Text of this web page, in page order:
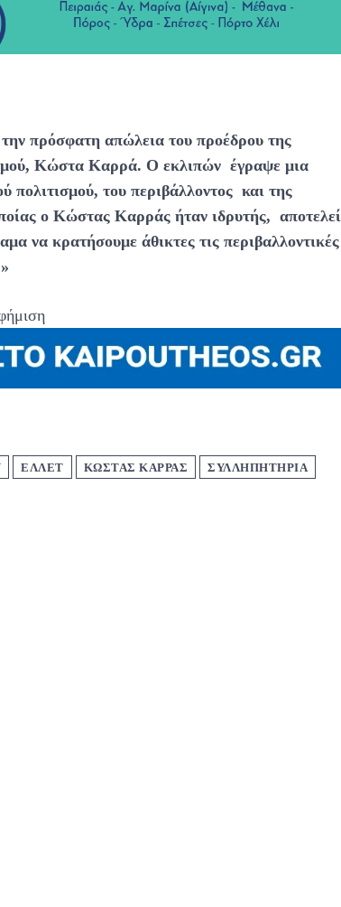
πρόσφατη απώλεια του προέδρου της
Κώστα Καρρά. Ο εκλιπών έγραψε μια
πολιτισμού, του περιβάλλοντος και της
ο Κώστας Καρράς ήταν ιδρυτής, αποτελεί
να κρατήσουμε άθικτες τις περιβαλλοντικές
ΕΛΛΕΤ ΚΩΣΤΑΣ ΚΑΡΡΑΣ ΣΥΛΛΗΠΗΤΗΡΙΑ